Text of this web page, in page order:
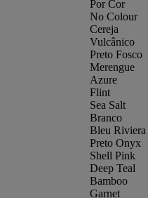
Por Cor
No Colour
Cereja
Vulcânico
Preto Fosco
Merengue
Azure
Flint
Sea Salt
Branco
Bleu Riviera
Preto Onyx
Shell Pink
Deep Teal
Bamboo
Garnet